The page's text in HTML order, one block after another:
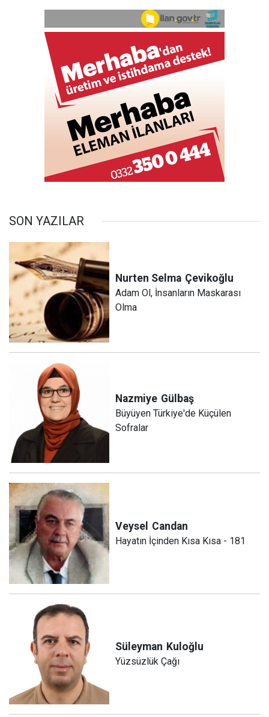
SON YAZILAR
Nurten Selma Çevikoğlu
Adam Ol, İnsanların Maskarası
Olma
Nazmiye Gülbaş
Büyüyen Türkiye'de Küçülen
Sofralar
Veysel Candan
Hayatın İçinden Kısa Kısa - 181
Süleyman Kuloğlu
Yüzsüzlük Çağı